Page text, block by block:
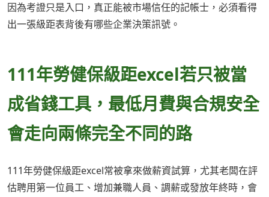
因為考證只是入口，真正能被市場信任的記帳士，必須看得
出一張級距表背後有哪些企業決策訊號。
111年勞健保級距excel若只被當
成省錢工具，最低月費與合規安全
會走向兩條完全不同的路
111年勞健保級距excel常被拿來做薪資試算，尤其老闆在評
估聘用第一位員工、增加兼職人員、調薪或發放年終時，會